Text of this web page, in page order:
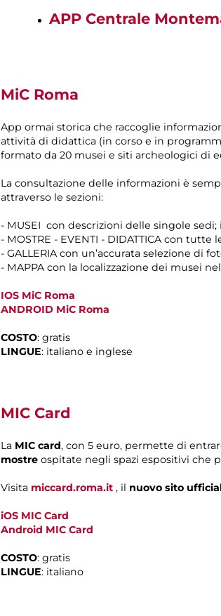
APP Centrale
MiC Roma
App ormai storica che raccoglie
attività di didattica (in corso e in
formato da 20 musei e siti archeologici di
La consultazione delle informazioni è
attraverso le sezioni:
- MUSEI con descrizioni delle singole
- MOSTRE - EVENTI - DIDATTICA con
- GALLERIA con un’accurata selezione di
- MAPPA con la localizzazione dei musei
IOS MiC Roma
ANDROID MiC Roma
COSTO: gratis
LINGUE: italiano e inglese
MIC Card
La MIC card, con 5 euro, permette di
mostre ospitate negli spazi espositivi che
Visita miccard.roma.it , il nuovo sito
iOS MIC Card
Android MIC Card
COSTO: gratis
LINGUE: italiano